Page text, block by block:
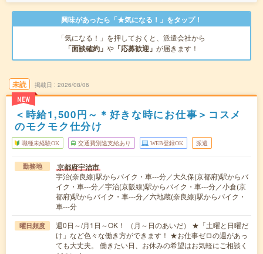
興味があったら「★気になる！」をタップ！
「気になる！」を押しておくと、派遣会社から
「面談確約」 や 「応募歓迎」 が届きます！
未読
NEW
掲載日 2026/08/06
＜時給1,500円～＊好きな時にお仕事＞コスメ
のモクモク仕分け
職種未経験OK 交通費別途支給あり WEB登録OK 派遣
勤務地 京都府宇治市
宇治(奈良線)駅からバイク・車---分／大久保(京都府)駅からバ
イク・車---分／宇治(京阪線)駅からバイク・車---分／小倉(京
都府)駅からバイク・車---分／六地蔵(奈良線)駅からバイク・
車---分
曜日頻度
週0日～/月1日～OK！ （月～日のあいだ） ★「土曜と日曜だ
け」など色々な働き方ができます！ ★お仕事ゼロの週があっ
ても大丈夫。 働きたい日、お休みの希望はお気軽にご相談く